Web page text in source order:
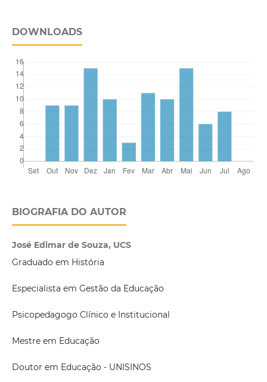
DOWNLOADS
BIOGRAFIA DO AUTOR
José Edimar de Souza, UCS
Graduado em História
Especialista em Gestão da Educação
Psicopedagogo Clínico e Institucional
Mestre em Educação
Doutor em Educação - UNISINOS